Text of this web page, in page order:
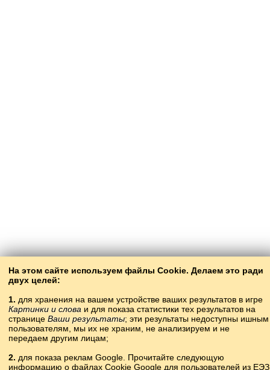
На этом сайте используем файлы Cookie. Делаем это ради
двух целей:
1. для хранения на вашем устройстве ваших результатов в игре
Картинки и слова и для показа статистики тех результатов на
странице Ваши результаты; эти результаты недоступны ишным
пользователям, мы их не храним, не анализируем и не
передаем другим лицам;
2. для показа реклам Google. Прочитайте следующую
информацию о файлах Cookie Google для пользователей из ЕЭЗ